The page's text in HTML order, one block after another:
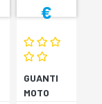
€
GUANTI
MOTO